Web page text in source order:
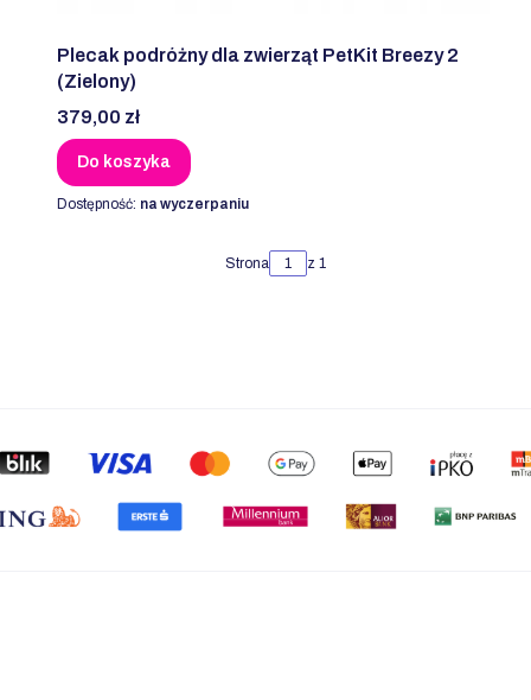
Plecak podróżny dla zwierząt PetKit Breezy 2
(Zielony)
Cena
379,00 zł
Do koszyka
Dostępność: na wyczerpaniu
Strona z 1